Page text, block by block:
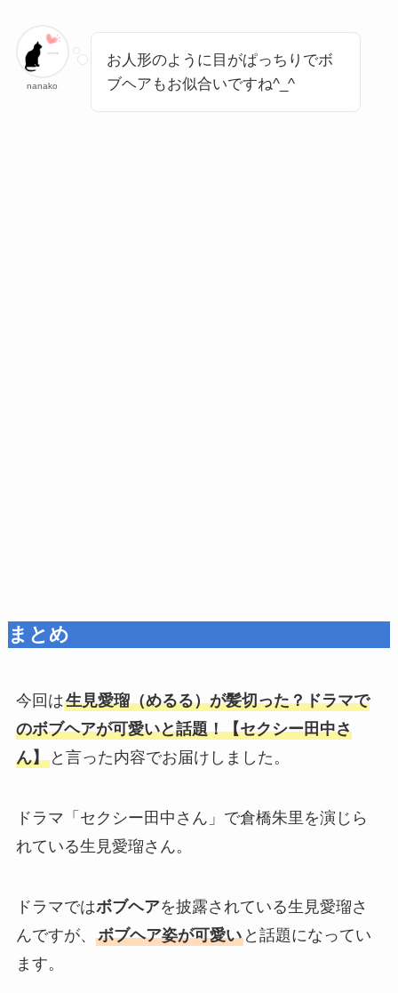
nanako
お人形のように目がぱっちりでボ
ブヘアもお似合いですね^_^
まとめ
今回は生見愛瑠（めるる）が髪切った？ドラマで
のボブヘアが可愛いと話題！【セクシー田中さ
ん】と言った内容でお届けしました。
ドラマ「セクシー田中さん」で倉橋朱里を演じら
れている生見愛瑠さん。
ドラマではボブヘアを披露されている生見愛瑠さ
んですが、 ボブヘア姿が可愛いと話題になってい
ます。